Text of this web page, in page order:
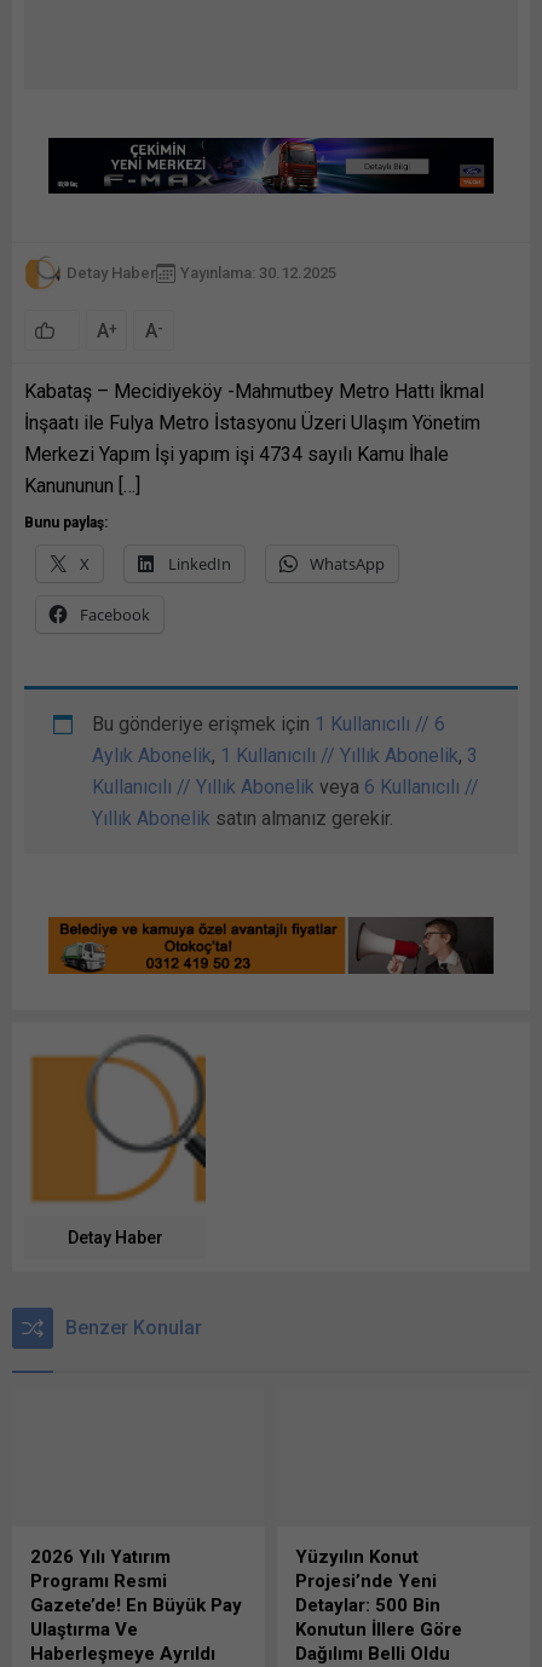
Detay Haber Yayınlama: 30.12.2025
A+ A-
Kabataş – Mecidiyeköy -Mahmutbey Metro Hattı İkmal
İnşaatı ile Fulya Metro İstasyonu Üzeri Ulaşım Yönetim
Merkezi Yapım İşi yapım işi 4734 sayılı Kamu İhale
Kanununun […]
Bunu paylaş:
X LinkedIn WhatsApp
Facebook
Bu gönderiye erişmek için 1 Kullanıcılı // 6
Aylık Abonelik, 1 Kullanıcılı // Yıllık Abonelik, 3
Kullanıcılı // Yıllık Abonelik veya 6 Kullanıcılı //
Yıllık Abonelik satın almanız gerekir.
Detay Haber
Benzer Konular
2026 Yılı Yatırım
Programı Resmi
Gazete’de! En Büyük Pay
Ulaştırma Ve
Haberleşmeye Ayrıldı
Yüzyılın Konut
Projesi’nde Yeni
Detaylar: 500 Bin
Konutun İllere Göre
Dağılımı Belli Oldu